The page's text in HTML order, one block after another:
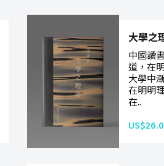
大學之
中國讀
道，在
大學中
在明明
在..